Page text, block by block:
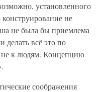
установленного
не
не была бы приемлема
всё это по
к людям. Концепцию
соображения